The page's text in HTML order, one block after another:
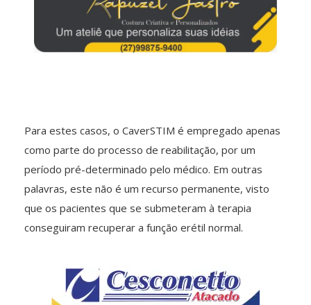
Para estes casos, o CaverSTIM é empregado apenas
como parte do processo de reabilitação, por um
período pré-determinado pelo médico. Em outras
palavras, este não é um recurso permanente, visto
que os pacientes que se submeteram à terapia
conseguiram recuperar a função erétil normal.